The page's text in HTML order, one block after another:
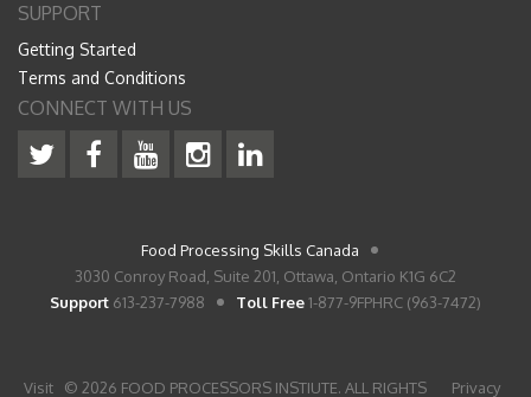
SUPPORT
Getting Started
Terms and Conditions
CONNECT WITH US
Food Processing Skills Canada
3030 Conroy Road, Suite 201, Ottawa, Ontario K1G 6C2
Support 613-237-7988 Toll Free1-877-9FPHRC (963-7472)
Visit © 2026 FOOD PROCESSORS INSTIUTE. ALL RIGHTS Privacy